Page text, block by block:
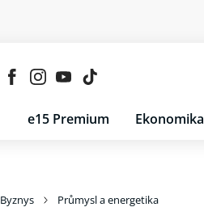
e15 Premium Ekonomika
Byznys Průmysl a energetika